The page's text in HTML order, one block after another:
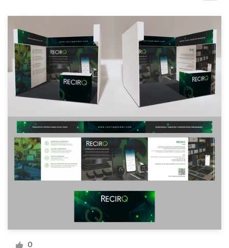
0
Concours de design
Projets 1-1
Trouver un designer
Inspiration
99designs Studio
99designs Pro
Création de logo